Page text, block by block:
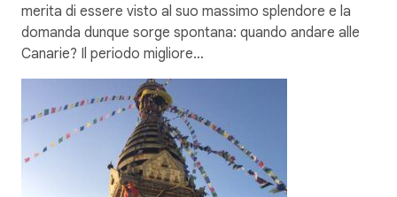
merita di essere visto al suo massimo splendore e la
domanda dunque sorge spontana: quando andare alle
Canarie? Il periodo migliore…